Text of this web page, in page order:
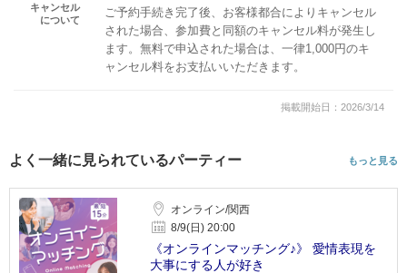
キャンセル
について
ご予約手続き完了後、お客様都合によりキャンセル
された場合、参加費と同額のキャンセル料が発生し
ます。無料で申込された場合は、一律1,000円のキ
ャンセル料をお支払いいただきます。
掲載開始日：2026/3/14
よく一緒に見られているパーティー もっと見る
オンライン/関西
8/9(日) 20:00
《オンラインマッチング♪》 愛情表現を
大事にする人が好き